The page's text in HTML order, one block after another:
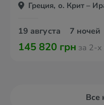
Греция, о. Крит –
19 августа 7 ночей
145 820 грн за 2-х
Все